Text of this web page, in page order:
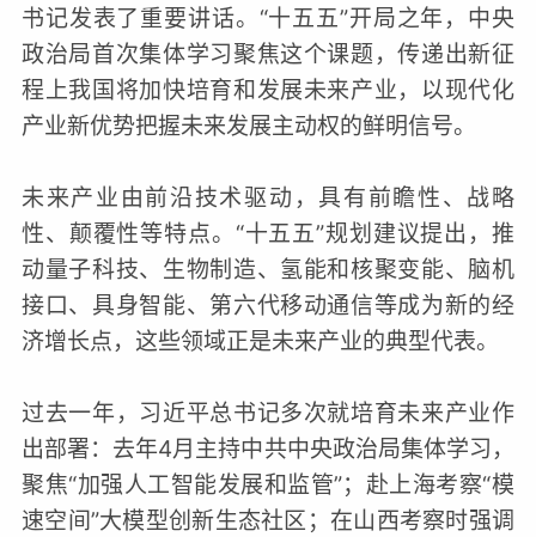
书记发表了重要讲话。“十五五”开局之年，中央
政治局首次集体学习聚焦这个课题，传递出新征
程上我国将加快培育和发展未来产业，以现代化
产业新优势把握未来发展主动权的鲜明信号。
未来产业由前沿技术驱动，具有前瞻性、战略
性、颠覆性等特点。“十五五”规划建议提出，推
动量子科技、生物制造、氢能和核聚变能、脑机
接口、具身智能、第六代移动通信等成为新的经
济增长点，这些领域正是未来产业的典型代表。
过去一年，习近平总书记多次就培育未来产业作
出部署：去年4月主持中共中央政治局集体学习，
聚焦“加强人工智能发展和监管”；赴上海考察“模
速空间”大模型创新生态社区；在山西考察时强调